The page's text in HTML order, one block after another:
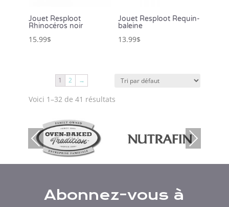
Jouet Resploot
Rhinocéros noir
15.99$
Jouet Resploot Requin-
baleine
13.99$
Voici 1–32 de 41 résultats
1 2 →
Previous Next
Abonnez-vous à